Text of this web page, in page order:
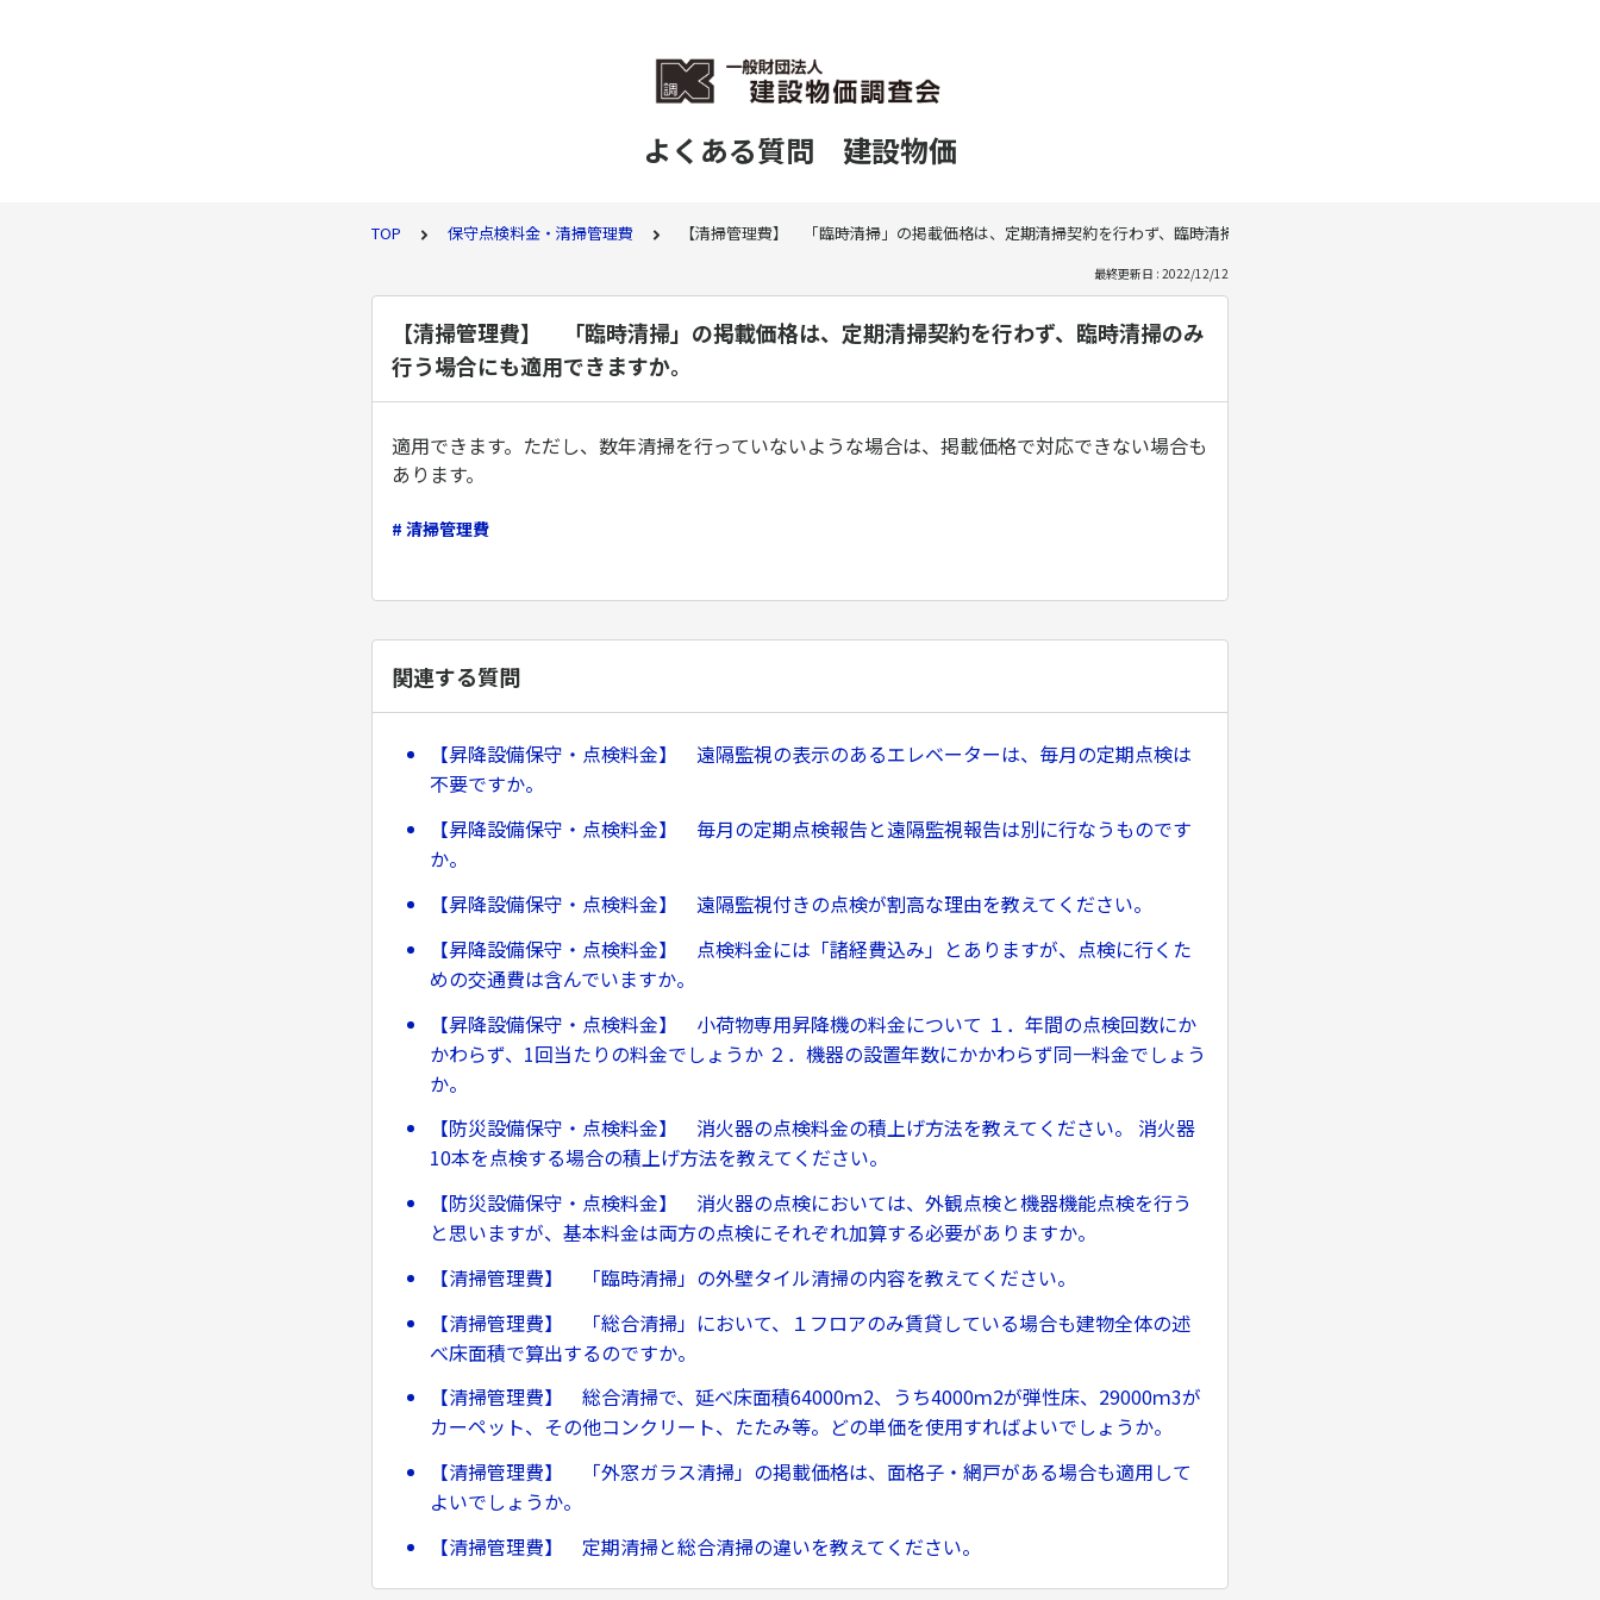
よくある質問 建設物価
TOP 保守点検料金・清掃管理費 【清掃管理費】 「臨時清掃」の掲載価格は、定期清掃契約を行わず、臨時清掃のみ行う場合にも適用できますか。
最終更新日 : 2022/12/12
【清掃管理費】 「臨時清掃」の掲載価格は、定期清掃契約を行わず、臨時清掃のみ
行う場合にも適用できますか。
適用できます。ただし、数年清掃を行っていないような場合は、掲載価格で対応できない場合も
あります。
# 清掃管理費
関連する質問
【昇降設備保守・点検料金】 遠隔監視の表示のあるエレベーターは、毎月の定期点検は
不要ですか。
【昇降設備保守・点検料金】 毎月の定期点検報告と遠隔監視報告は別に行なうものです
か。
【昇降設備保守・点検料金】 遠隔監視付きの点検が割高な理由を教えてください。
【昇降設備保守・点検料金】 点検料金には「諸経費込み」とありますが、点検に行くた
めの交通費は含んでいますか。
【昇降設備保守・点検料金】 小荷物専用昇降機の料金について １．年間の点検回数にか
かわらず、1回当たりの料金でしょうか ２．機器の設置年数にかかわらず同一料金でしょう
か。
【防災設備保守・点検料金】 消火器の点検料金の積上げ方法を教えてください。 消火器
10本を点検する場合の積上げ方法を教えてください。
【防災設備保守・点検料金】 消火器の点検においては、外観点検と機器機能点検を行う
と思いますが、基本料金は両方の点検にそれぞれ加算する必要がありますか。
【清掃管理費】 「臨時清掃」の外壁タイル清掃の内容を教えてください。
【清掃管理費】 「総合清掃」において、１フロアのみ賃貸している場合も建物全体の述
べ床面積で算出するのですか。
【清掃管理費】 総合清掃で、延べ床面積64000ｍ2、うち4000ｍ2が弾性床、29000ｍ3が
カーペット、その他コンクリート、たたみ等。どの単価を使用すればよいでしょうか。
【清掃管理費】 「外窓ガラス清掃」の掲載価格は、面格子・網戸がある場合も適用して
よいでしょうか。
【清掃管理費】 定期清掃と総合清掃の違いを教えてください。